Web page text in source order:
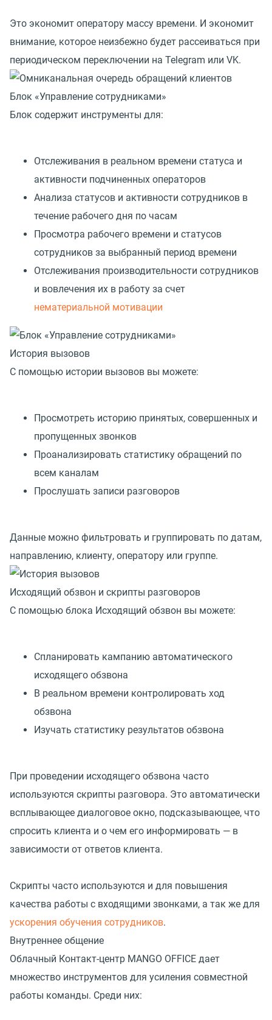
Это экономит оператору массу времени. И экономит
внимание, которое неизбежно будет рассеиваться при
периодическом переключении на Telegram или VK.
Блок «Управление сотрудниками»
Блок содержит инструменты для:
Отслеживания в реальном времени статуса и
активности подчиненных операторов
Анализа статусов и активности сотрудников в
течение рабочего дня по часам
Просмотра рабочего времени и статусов
сотрудников за выбранный период времени
Отслеживания производительности сотрудников
и вовлечения их в работу за счет
нематериальной мотивации
История вызовов
С помощью истории вызовов вы можете:
Просмотреть историю принятых, совершенных и
пропущенных звонков
Проанализировать статистику обращений по
всем каналам
Прослушать записи разговоров
Данные можно фильтровать и группировать по датам,
направлению, клиенту, оператору или группе.
Исходящий обзвон и скрипты разговоров
С помощью блока Исходящий обзвон вы можете:
Спланировать кампанию автоматического
исходящего обзвона
В реальном времени контролировать ход
обзвона
Изучать статистику результатов обзвона
При проведении исходящего обзвона часто
используются скрипты разговора. Это автоматически
всплывающее диалоговое окно, подсказывающее, что
спросить клиента и о чем его информировать — в
зависимости от ответов клиента.
Скрипты часто используются и для повышения
качества работы с входящими звонками, а так же для
ускорения обучения сотрудников.
Внутреннее общение
Облачный Контакт-центр MANGO OFFICE дает
множество инструментов для усиления совместной
работы команды. Среди них: